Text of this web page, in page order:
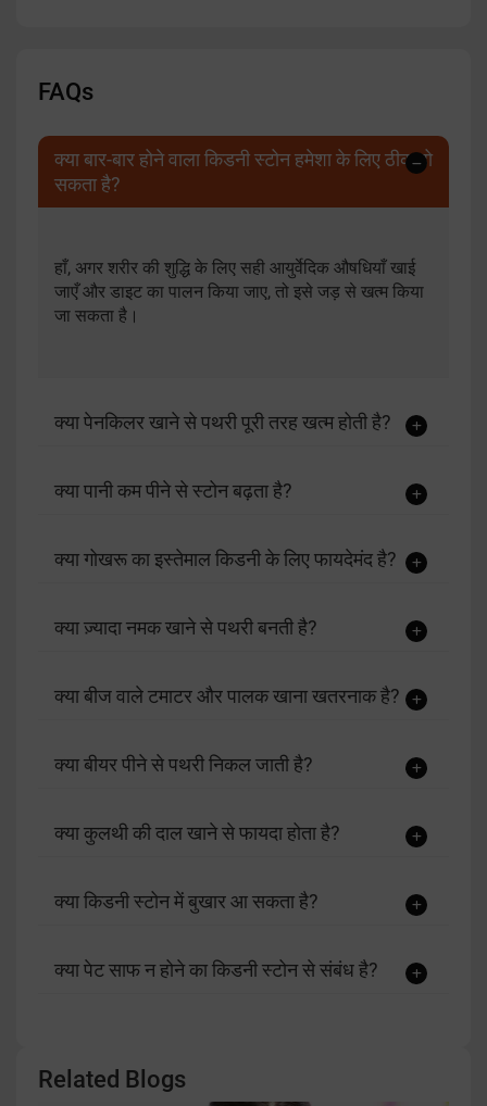
FAQs
क्या बार-बार होने वाला किडनी स्टोन हमेशा के लिए ठीक हो
सकता है?
हाँ, अगर शरीर की शुद्धि के लिए सही आयुर्वेदिक औषधियाँ खाई
जाएँ और डाइट का पालन किया जाए, तो इसे जड़ से खत्म किया
जा सकता है।
क्या पेनकिलर खाने से पथरी पूरी तरह खत्म होती है?
क्या पानी कम पीने से स्टोन बढ़ता है?
क्या गोखरू का इस्तेमाल किडनी के लिए फायदेमंद है?
क्या ज़्यादा नमक खाने से पथरी बनती है?
क्या बीज वाले टमाटर और पालक खाना खतरनाक है?
क्या बीयर पीने से पथरी निकल जाती है?
क्या कुलथी की दाल खाने से फायदा होता है?
क्या किडनी स्टोन में बुखार आ सकता है?
क्या पेट साफ न होने का किडनी स्टोन से संबंध है?
Related Blogs